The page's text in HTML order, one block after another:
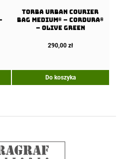
Torba URBAN COURIER
BAG Medium® – Cordura®
– Olive Green
290,00 zł
Do koszyka